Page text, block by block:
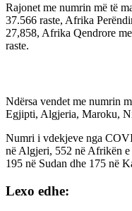
Rajonet me numrin më të
37.566 raste, Afrika
27,858, Afrika Qendrore
raste.
Ndërsa vendet me numrin
Egjipti, Algjeria, Maroku,
Numri i vdekjeve nga
në Algjeri, 552 në Afrikën
195 në Sudan dhe 175 në
Lexo edhe: